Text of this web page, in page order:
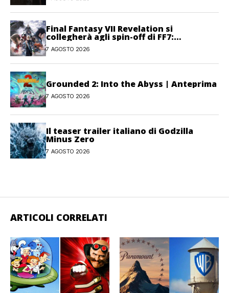
Final Fantasy VII Revelation si
collegherà agli spin-off di FF7:
Hamaguchi non si pone limiti
7 AGOSTO 2026
Grounded 2: Into the Abyss | Anteprima
7 AGOSTO 2026
Il teaser trailer italiano di Godzilla
Minus Zero
7 AGOSTO 2026
ARTICOLI CORRELATI